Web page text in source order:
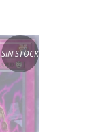
SIN STOCK